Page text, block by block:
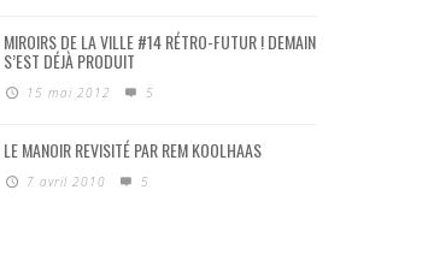
MIROIRS DE LA VILLE #14 RÉTRO-FUTUR ! DEMAIN
S’EST DÉJÀ PRODUIT
15 mai 2012 5
LE MANOIR REVISITÉ PAR REM KOOLHAAS
7 avril 2010 5